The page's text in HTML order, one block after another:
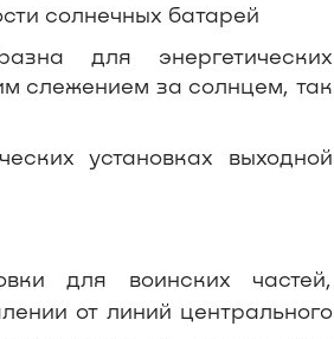
солнечных батарей
для энергетических
слежением за солнцем, так
установках выходной
для воинских частей,
от линий центрального